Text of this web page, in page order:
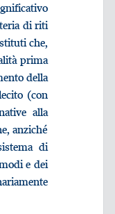
di riti
che,
prima
della
(con
alla
anziché
di
e dei